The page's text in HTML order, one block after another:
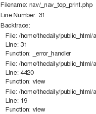
Filename: nav/_nav_top_print.php
Line Number: 31
Backtrace:
File: /home/thedaily/public_html/
Line: 31
Function: _error_handler
File: /home/thedaily/public_html/
Line: 4420
Function: view
File: /home/thedaily/public_html/
Line: 19
Function: view